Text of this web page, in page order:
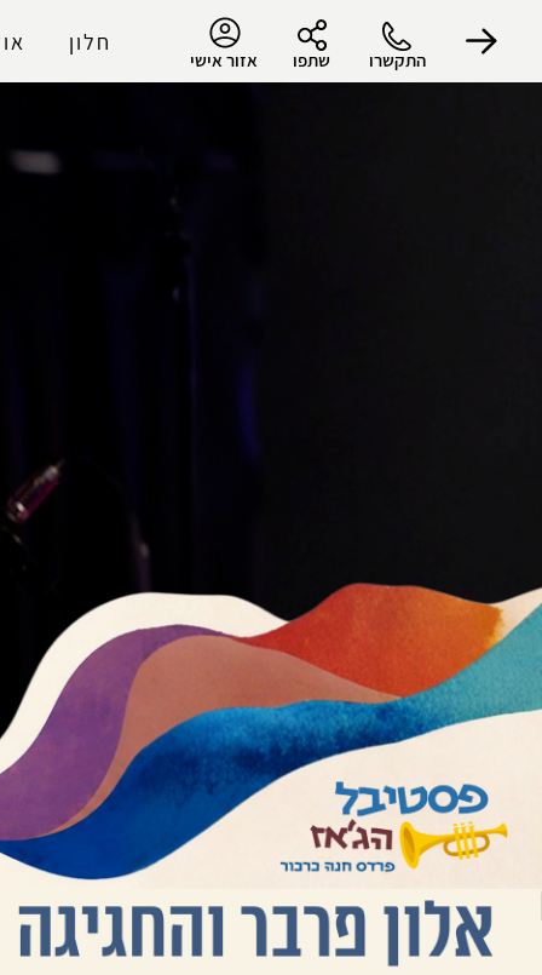
התקשרו שתפו אזור אישי
חלון